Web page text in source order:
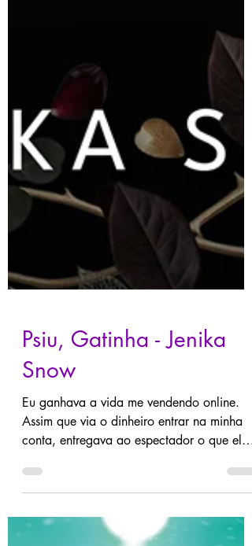
Psiu, Gatinha - Jenika
Snow
Assim que via o dinheiro entrar na minha
conta, entregava ao espectador o que ele
minha saia. Um pouco de roleplay com